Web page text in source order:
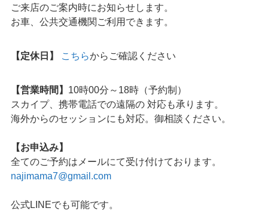
ご来店のご案内時にお知らせします。
お車、公共交通機関ご利用できます。
【定休日】 こちらからご確認ください
【営業時間】 10時00分～18時（予約制）
スカイプ、携帯電話での遠隔の 対応も承ります。
海外からのセッションにも対応。御相談ください。
【お申込み】
全てのご予約はメールにて受け付けております。
najimama7@gmail.com
公式LINEでも可能です。